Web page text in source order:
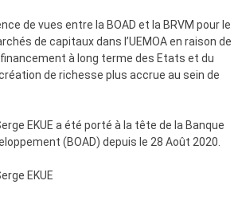
de vues entre la BOAD et la BRVM pour le
de capitaux dans l’UEMOA en raison de
à long terme des Etats et du
de richesse plus accrue au sein de
EKUE a été porté à la tête de la Banque
(BOAD) depuis le 28 Août 2020.
EKUE